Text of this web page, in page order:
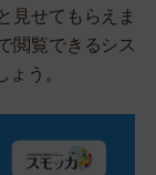
見せてもらえま
閲覧できるシス
う。